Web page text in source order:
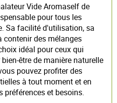
Vide Aromaself de
pour tous les
Sa facilité d'utilisation, sa
contenir des mélanges
idéal pour ceux qui
être de manière naturelle
pouvez profiter des
à tout moment et en
préférences et besoins.